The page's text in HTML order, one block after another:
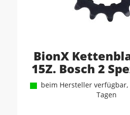
BionX
15Z. Bosch 2
beim Hersteller
Tagen